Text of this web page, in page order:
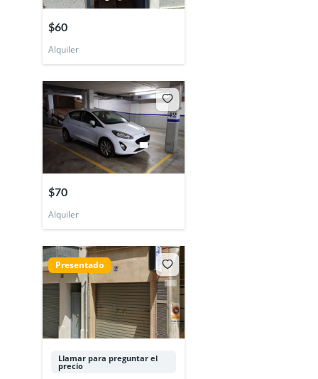
$60
Alquiler
$70
Alquiler
Presentado
Llamar para preguntar el
precio